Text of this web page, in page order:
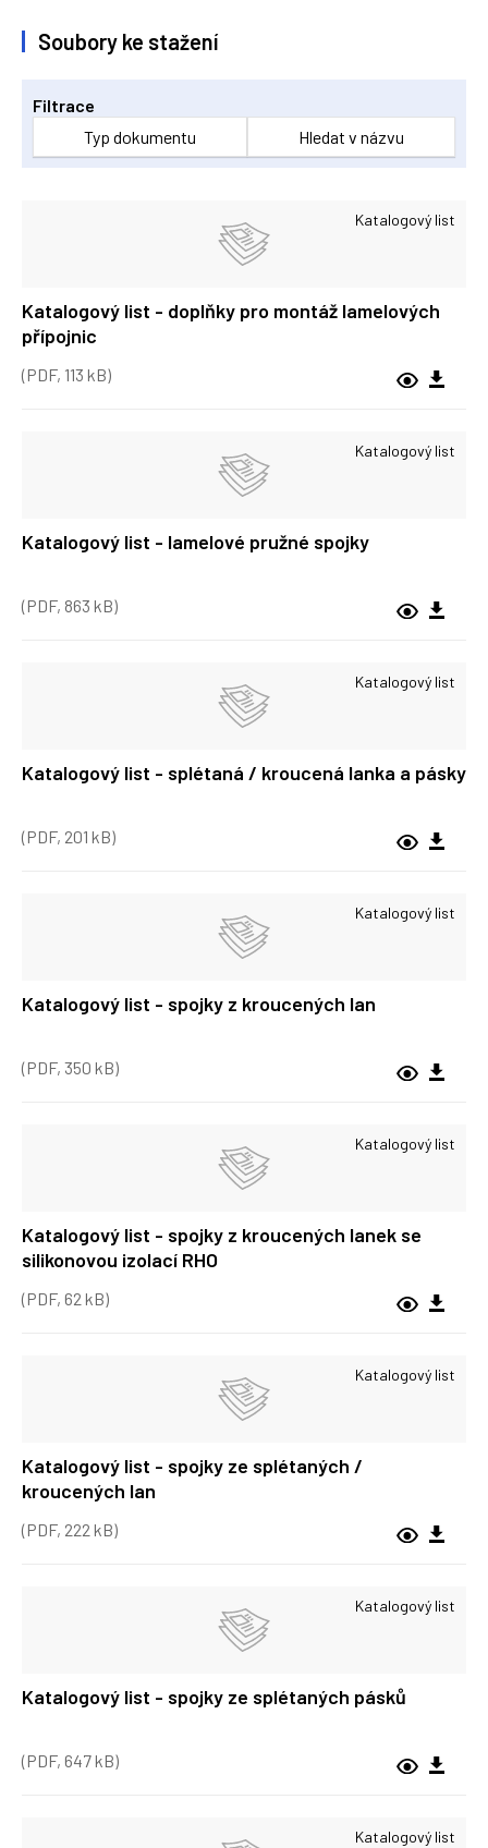
Soubory ke stažení
Filtrace
Typ dokumentu
Hledat v názvu
Katalogový list
Katalogový list - doplňky pro montáž lamelových
přípojnic
(PDF, 113 kB)
Katalogový list
Katalogový list - lamelové pružné spojky
(PDF, 863 kB)
Katalogový list
Katalogový list - splétaná / kroucená lanka a pásky
(PDF, 201 kB)
Katalogový list
Katalogový list - spojky z kroucených lan
(PDF, 350 kB)
Katalogový list
Katalogový list - spojky z kroucených lanek se
silikonovou izolací RHO
(PDF, 62 kB)
Katalogový list
Katalogový list - spojky ze splétaných /
kroucených lan
(PDF, 222 kB)
Katalogový list
Katalogový list - spojky ze splétaných pásků
(PDF, 647 kB)
Katalogový list